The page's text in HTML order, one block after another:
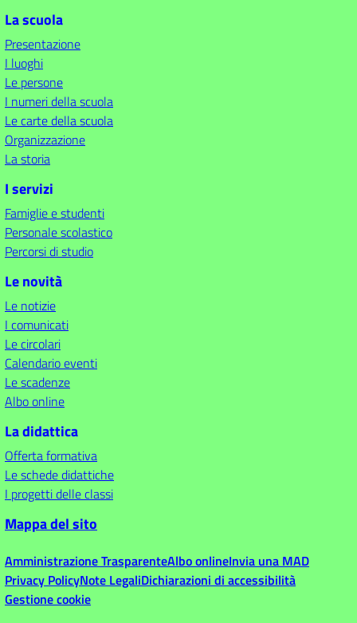
La scuola
Presentazione
I luoghi
Le persone
I numeri della scuola
Le carte della scuola
Organizzazione
La storia
I servizi
Famiglie e studenti
Personale scolastico
Percorsi di studio
Le novità
Le notizie
I comunicati
Le circolari
Calendario eventi
Le scadenze
Albo online
La didattica
Offerta formativa
Le schede didattiche
I progetti delle classi
Mappa del sito
Amministrazione TrasparenteAlbo onlineInvia una MAD
Privacy PolicyNote LegaliDichiarazioni di accessibilità
Gestione cookie